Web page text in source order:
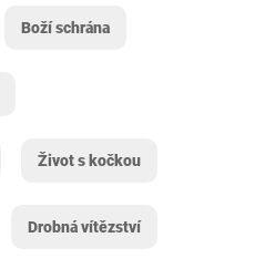
Boží schrána
Život s kočkou
Drobná vítězství